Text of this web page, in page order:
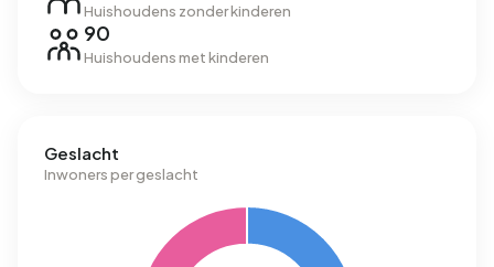
Huishoudens zonder kinderen
90
Huishoudens met kinderen
Geslacht
Inwoners per geslacht